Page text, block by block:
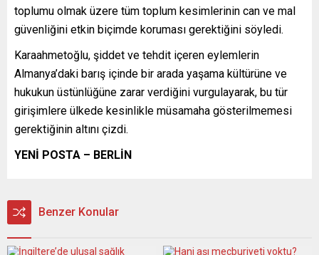
toplumu olmak üzere tüm toplum kesimlerinin can ve mal
güvenliğini etkin biçimde koruması gerektiğini söyledi.
Karaahmetoğlu, şiddet ve tehdit içeren eylemlerin
Almanya’daki barış içinde bir arada yaşama kültürüne ve
hukukun üstünlüğüne zarar verdiğini vurgulayarak, bu tür
girişimlere ülkede kesinlikle müsamaha gösterilmemesi
gerektiğinin altını çizdi.
YENİ POSTA – BERLİN
Benzer Konular